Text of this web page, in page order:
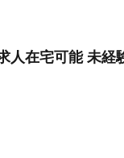
人在宅可能 未経